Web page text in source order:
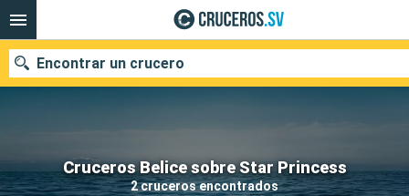
Cruceros Belice sobre Star Princess
2 cruceros encontrados
Encontrar un crucero
Nuestros destinos